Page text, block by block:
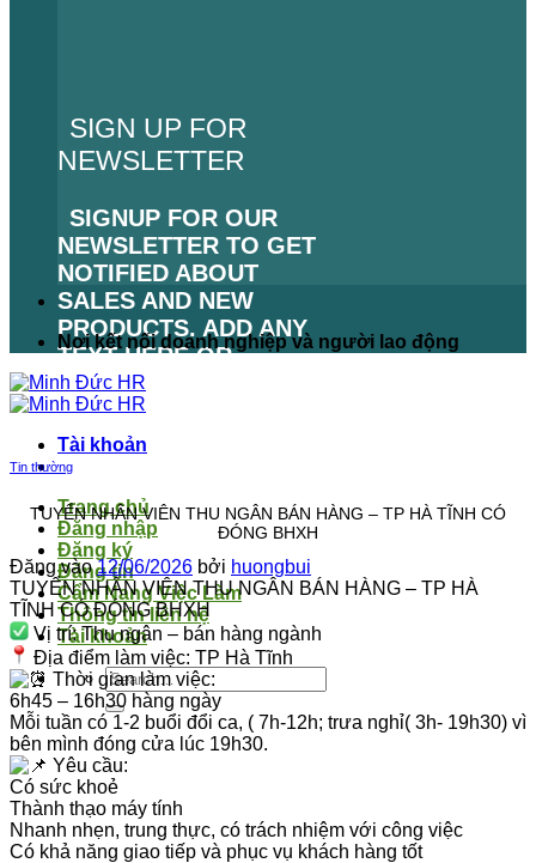
SIGN UP FOR
NEWSLETTER
SIGNUP FOR OUR
NEWSLETTER TO GET
NOTIFIED ABOUT
SALES AND NEW
PRODUCTS. ADD ANY
TEXT HERE OR
REMOVE IT.
LỖI:KHÔNG TÌM THẤY
BIỂU MẪU LIÊN HỆ.
Nơi kết nối doanh nghiệp và người lao động
Tài khoản
Trang chủ
Đăng nhập
Đăng ký
Đăng tin
Cẩm Nang Việc Làm
Thông tin liên hệ
Tài khoản
Tin thường
TUYỂN NHÂN VIÊN THU NGÂN BÁN HÀNG – TP HÀ TĨNH CÓ
ĐÓNG BHXH
Đăng vào12/06/2026 bởi huongbui
TUYỂN NHÂN VIÊN THU NGÂN BÁN HÀNG – TP HÀ
TĨNH CÓ ĐÓNG BHXH
Vị trí: Thu ngân – bán hàng ngành
Địa điểm làm việc: TP Hà Tĩnh
Thời gian làm việc:
6h45 – 16h30 hàng ngày
Mỗi tuần có 1-2 buổi đổi ca, ( 7h-12h; trưa nghỉ( 3h- 19h30) vì
bên mình đóng cửa lúc 19h30.
Yêu cầu:
Có sức khoẻ
Thành thạo máy tính
Nhanh nhẹn, trung thực, có trách nhiệm với công việc
Có khả năng giao tiếp và phục vụ khách hàng tốt